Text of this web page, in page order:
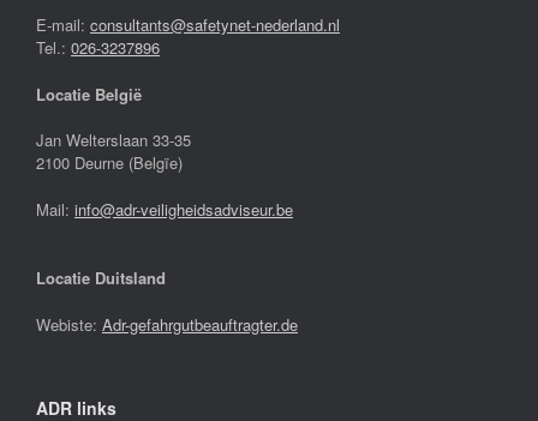
E-mail: consultants@safetynet-nederland.nl
Tel.: 026-3237896
Locatie België
Jan Welterslaan 33-35
2100 Deurne (Belgïe)
Mail: info@adr-veiligheidsadviseur.be
Locatie Duitsland
Webiste: Adr-gefahrgutbeauftragter.de
ADR links